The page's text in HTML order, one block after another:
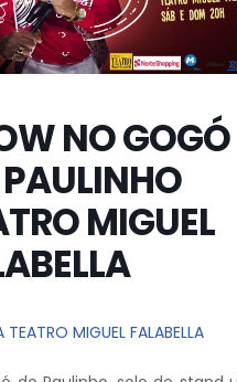
NO GOGÓ
MIGUEL
TEATRO MIGUEL FALABELLA